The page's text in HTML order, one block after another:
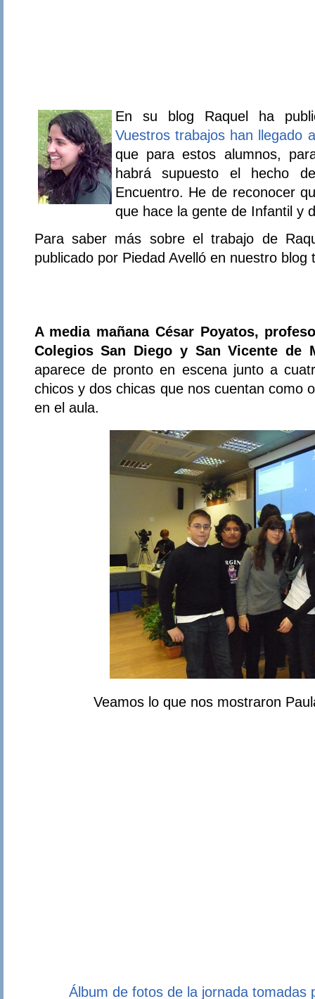
En su blog Raquel ha
Vuestros trabajos han llegado
que para estos alumnos,
habrá supuesto el hecho
Encuentro. He de reconocer
que hace la gente de Infantil y
Para saber más sobre el trabajo de
publicado por Piedad Avelló en nuestro blog
A media mañana César Poyatos,
Colegios San Diego y San Vicente de
aparece de pronto en escena junto a
chicos y dos chicas que nos cuentan como
en el aula.
Veamos lo que nos mostraron
Álbum de fotos de la jornada tomadas